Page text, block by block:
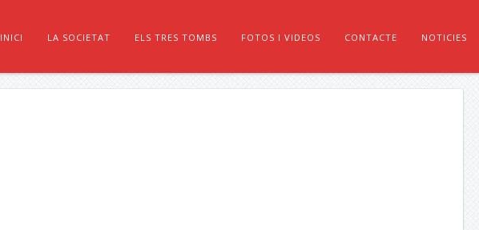
INICI LA SOCIETAT ELS TRES TOMBS FOTOS I VIDEOS CONTACTE NOTICIES